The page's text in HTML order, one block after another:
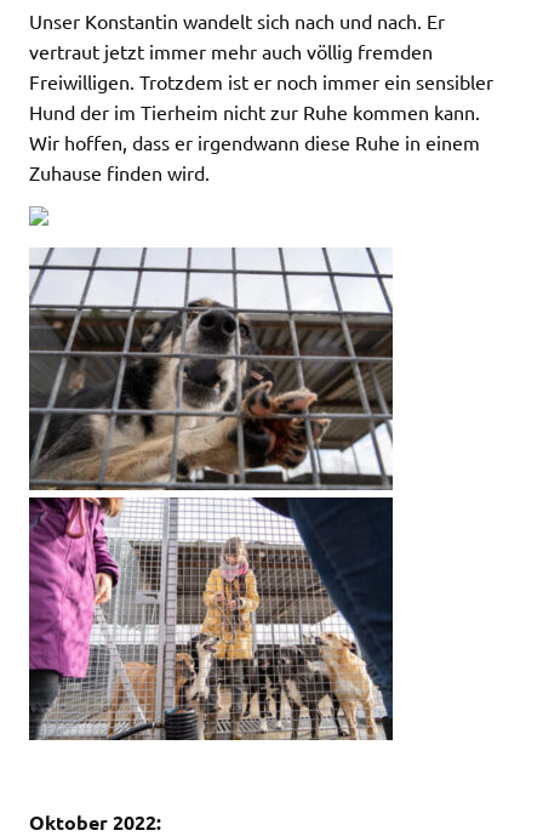
Unser Konstantin wandelt sich nach und nach. Er
vertraut jetzt immer mehr auch völlig fremden
Freiwilligen. Trotzdem ist er noch immer ein sensibler
Hund der im Tierheim nicht zur Ruhe kommen kann.
Wir hoffen, dass er irgendwann diese Ruhe in einem
Zuhause finden wird.
Oktober 2022: